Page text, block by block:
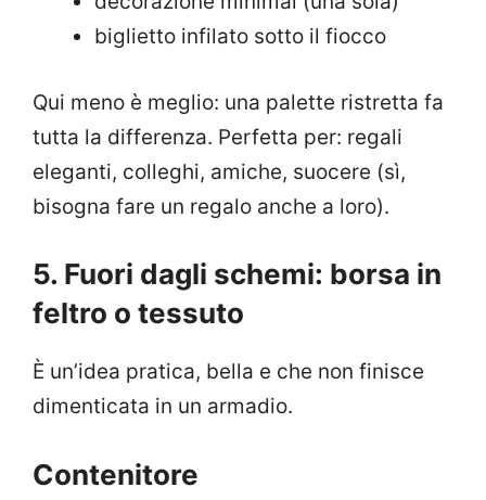
biglietto infilato sotto il fiocco
Qui meno è meglio: una palette ristretta fa
tutta la differenza. Perfetta per: regali
eleganti, colleghi, amiche, suocere (sì,
bisogna fare un regalo anche a loro).
5. Fuori dagli schemi: borsa in
feltro o tessuto
È un’idea pratica, bella e che non finisce
dimenticata in un armadio.
Contenitore